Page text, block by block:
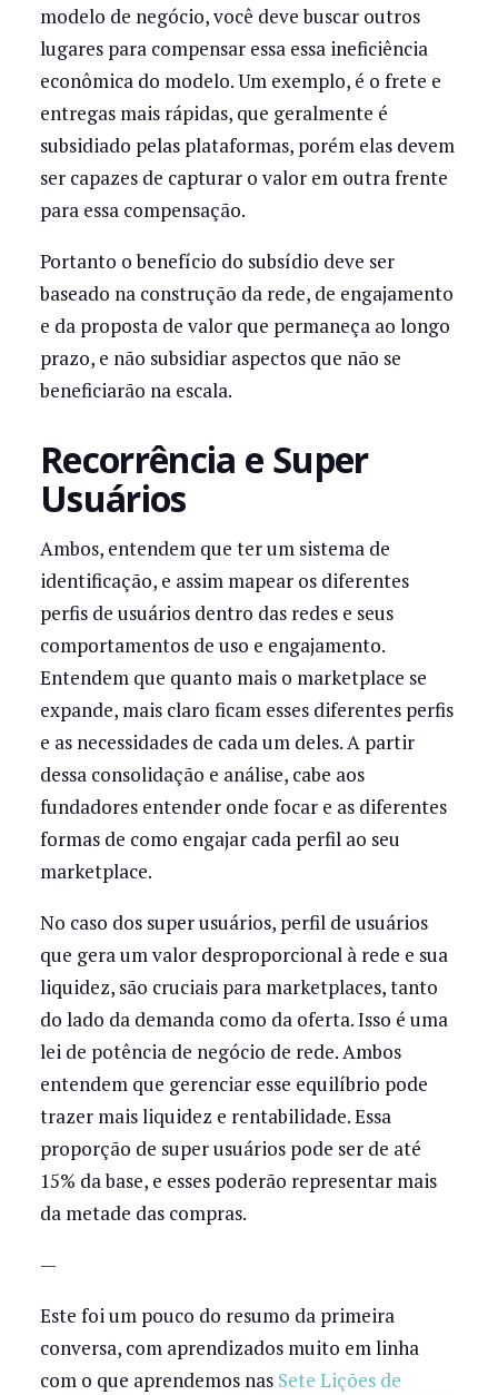
modelo de negócio, você deve buscar outros
lugares para compensar essa essa ineficiência
econômica do modelo. Um exemplo, é o frete e
entregas mais rápidas, que geralmente é
subsidiado pelas plataformas, porém elas devem
ser capazes de capturar o valor em outra frente
para essa compensação.
Portanto o benefício do subsídio deve ser
baseado na construção da rede, de engajamento
e da proposta de valor que permaneça ao longo
prazo, e não subsidiar aspectos que não se
beneficiarão na escala.
Recorrência e Super
Usuários
Ambos, entendem que ter um sistema de
identificação, e assim mapear os diferentes
perfis de usuários dentro das redes e seus
comportamentos de uso e engajamento.
Entendem que quanto mais o marketplace se
expande, mais claro ficam esses diferentes perfis
e as necessidades de cada um deles. A partir
dessa consolidação e análise, cabe aos
fundadores entender onde focar e as diferentes
formas de como engajar cada perfil ao seu
marketplace.
No caso dos super usuários, perfil de usuários
que gera um valor desproporcional à rede e sua
liquidez, são cruciais para marketplaces, tanto
do lado da demanda como da oferta. Isso é uma
lei de potência de negócio de rede. Ambos
entendem que gerenciar esse equilíbrio pode
trazer mais liquidez e rentabilidade. Essa
proporção de super usuários pode ser de até
15% da base, e esses poderão representar mais
da metade das compras.
—
Este foi um pouco do resumo da primeira
conversa, com aprendizados muito em linha
com o que aprendemos nas Sete Lições de